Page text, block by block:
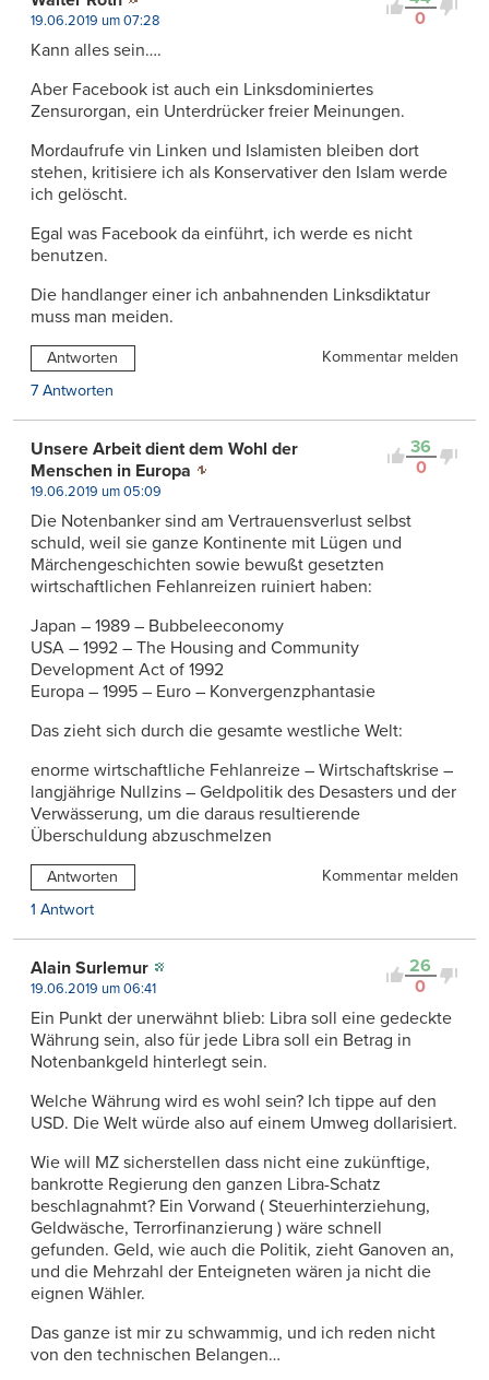
0
19.06.2019 um 07:28
Kann alles sein….
Aber Facebook ist auch ein Linksdominiertes
Zensurorgan, ein Unterdrücker freier Meinungen.
Mordaufrufe vin Linken und Islamisten bleiben dort
stehen, kritisiere ich als Konservativer den Islam werde
ich gelöscht.
Egal was Facebook da einführt, ich werde es nicht
benutzen.
Die handlanger einer ich anbahnenden Linksdiktatur
muss man meiden.
Antworten
Kommentar melden
7 Antworten
36
0
Unsere Arbeit dient dem Wohl der
Menschen in Europa
19.06.2019 um 05:09
Die Notenbanker sind am Vertrauensverlust selbst
schuld, weil sie ganze Kontinente mit Lügen und
Märchengeschichten sowie bewußt gesetzten
wirtschaftlichen Fehlanreizen ruiniert haben:
Japan – 1989 – Bubbeleeconomy
USA – 1992 – The Housing and Community
Development Act of 1992
Europa – 1995 – Euro – Konvergenzphantasie
Das zieht sich durch die gesamte westliche Welt:
enorme wirtschaftliche Fehlanreize – Wirtschaftskrise –
langjährige Nullzins – Geldpolitik des Desasters und der
Verwässerung, um die daraus resultierende
Überschuldung abzuschmelzen
Antworten
Kommentar melden
1 Antwort
26
0
Alain Surlemur
19.06.2019 um 06:41
Ein Punkt der unerwähnt blieb: Libra soll eine gedeckte
Währung sein, also für jede Libra soll ein Betrag in
Notenbankgeld hinterlegt sein.
Welche Währung wird es wohl sein? Ich tippe auf den
USD. Die Welt würde also auf einem Umweg dollarisiert.
Wie will MZ sicherstellen dass nicht eine zukünftige,
bankrotte Regierung den ganzen Libra-Schatz
beschlagnahmt? Ein Vorwand ( Steuerhinterziehung,
Geldwäsche, Terrorfinanzierung ) wäre schnell
gefunden. Geld, wie auch die Politik, zieht Ganoven an,
und die Mehrzahl der Enteigneten wären ja nicht die
eignen Wähler.
Das ganze ist mir zu schwammig, und ich reden nicht
von den technischen Belangen…